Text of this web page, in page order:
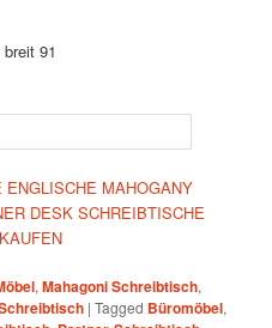
91
MAHOGANY
DESK SCHREIBTISCHE
,Mahagoni Schreibtisch,
|Tagged Büromöbel,